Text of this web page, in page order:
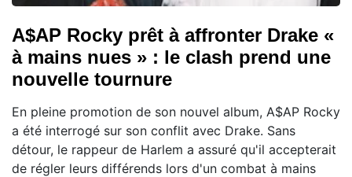
A$AP Rocky prêt à affronter Drake «
à mains nues » : le clash prend une
nouvelle tournure
En pleine promotion de son nouvel album, A$AP Rocky
a été interrogé sur son conflit avec Drake. Sans
détour, le rappeur de Harlem a assuré qu'il accepterait
de régler leurs différends lors d'un combat à mains